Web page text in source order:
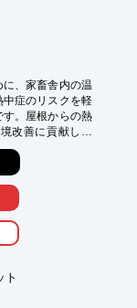
、家畜舎内の温
症のリスクを軽
。屋根からの熱
改善に貢献しま
を向上させるこ
ます。
ト